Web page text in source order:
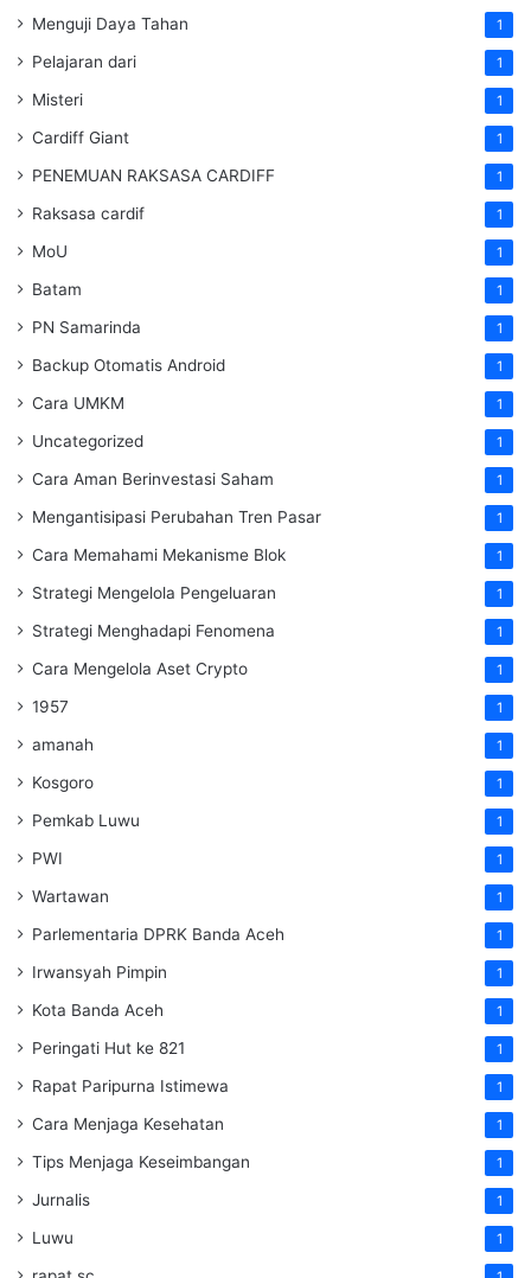
Menguji Daya Tahan 1
Pelajaran dari 1
Misteri 1
Cardiff Giant 1
PENEMUAN RAKSASA CARDIFF 1
Raksasa cardif 1
MoU 1
Batam 1
PN Samarinda 1
Backup Otomatis Android 1
Cara UMKM 1
Uncategorized 1
Cara Aman Berinvestasi Saham 1
Mengantisipasi Perubahan Tren Pasar 1
Cara Memahami Mekanisme Blok 1
Strategi Mengelola Pengeluaran 1
Strategi Menghadapi Fenomena 1
Cara Mengelola Aset Crypto 1
1957 1
amanah 1
Kosgoro 1
Pemkab Luwu 1
PWI 1
Wartawan 1
Parlementaria DPRK Banda Aceh 1
Irwansyah Pimpin 1
Kota Banda Aceh 1
Peringati Hut ke 821 1
Rapat Paripurna Istimewa 1
Cara Menjaga Kesehatan 1
Tips Menjaga Keseimbangan 1
Jurnalis 1
Luwu 1